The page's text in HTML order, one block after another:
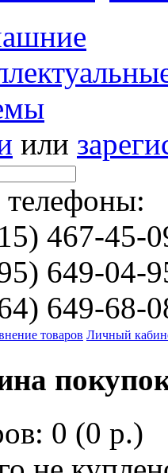
или
467-45-
649-04-
649-68-
товаров Личный
0 (0 р.)